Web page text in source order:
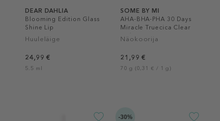
DEAR DAHLIA
Blooming Edition Glass
Shine Lip
Huuleläige
24,99 €
5.5 ml
SOME BY MI
AHA-BHA-PHA 30 Days
Miracle Truecica Clear
Pad
Näokoorija
21,99 €
70 g (0,31 € / 1 g)
-30%